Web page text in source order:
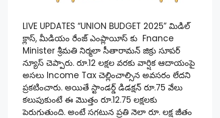
LIVE UPDATES “UNION BUDGET 2025” మిడిల్
క్లాస్, మీడియం రేంజ్ ఎంప్లాయీస్ కు Fnance
Minister శ్రీమతి నిర్మలా సీతారామన్ జిక్రు సూపర్
న్యూస్ చెప్పారు. రూ.12 లక్షల వరకు వార్షిక ఆదాయంపై
అసలు Income Tax చెల్లించాల్సిన అవసరం లేదని
ప్రకటించారు. అయితే స్టాండర్డ్ డిడక్షన్ రూ.75 వేలు
కలుపుకుంటే ఈ మొత్తం రూ.12.75 లక్షలకు
పెరుగుతుంది. అంటే సగటున ప్రతి నెలా రూ. లక్ష జీతం